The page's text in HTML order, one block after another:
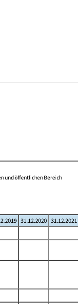
und öffentlichen Bereich
31.12.2020 31.12.2021